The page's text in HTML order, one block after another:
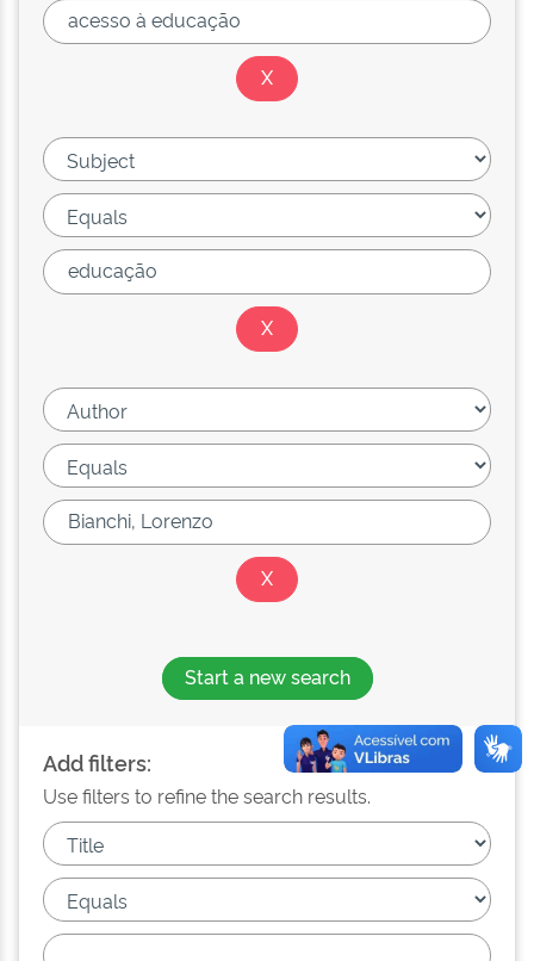
Start a new search
Add filters:
Use filters to refine the search results.